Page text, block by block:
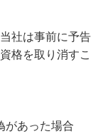
社は事前に予告
格を取り消すこ
があった場合